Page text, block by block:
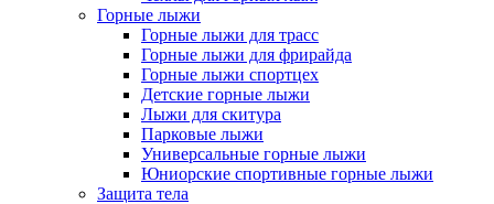
Горные лыжи
Горные лыжи для трасс
Горные лыжи для фрирайда
Горные лыжи спортцех
Детские горные лыжи
Лыжи для скитура
Парковые лыжи
Универсальные горные лыжи
Юниорские спортивные горные лыжи
Защита тела